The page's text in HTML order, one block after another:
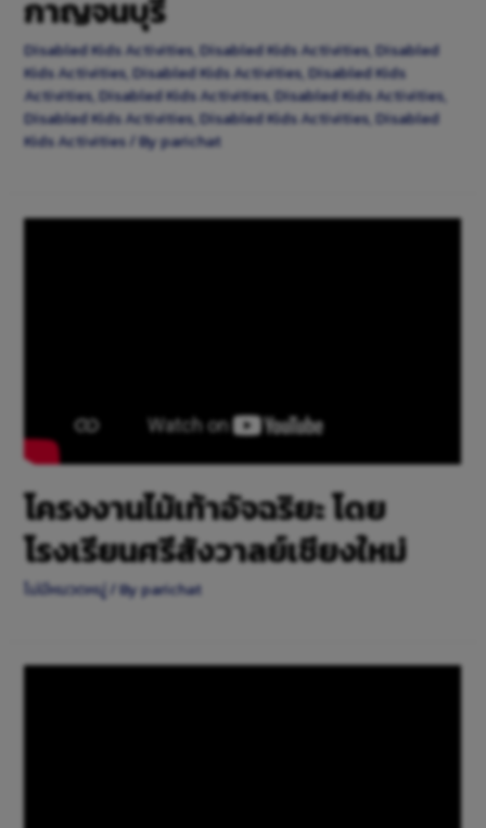
กาญจนบุรี
Disabled Kids Activities,Disabled Kids Activities,Disabled
Kids Activities,Disabled Kids Activities,Disabled Kids
Activities,Disabled Kids Activities,Disabled Kids Activities,
Disabled Kids Activities,Disabled Kids Activities,Disabled
Kids Activities/ Byparichat
โครงงานไม้เท้าอัจฉริยะ โดย
โรงเรียนศรีสังวาลย์เชียงใหม่
ไม่มีหมวดหมู่/ Byparichat